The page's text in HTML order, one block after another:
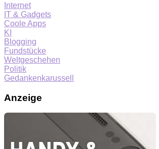
Internet
IT & Gadgets
Coole Apps
KI
Blogging
Fundstücke
Weltgeschehen
Politik
Gedankenkarussell
Anzeige